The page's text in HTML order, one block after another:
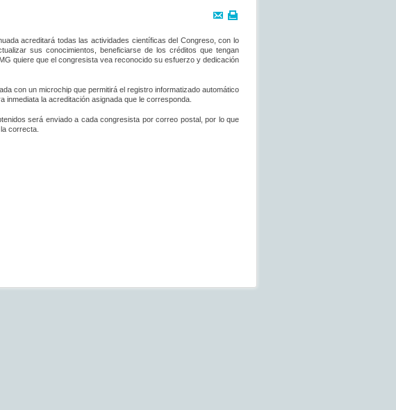
acreditará todas las actividades científicas del Congreso, con lo
sus conocimientos, beneficiarse de los créditos que tengan
quiere que el congresista vea reconocido su esfuerzo y dedicación
con un microchip que permitirá el registro informatizado automático
la acreditación asignada que le corresponda.
será enviado a cada congresista por correo postal, por lo que
correcta.